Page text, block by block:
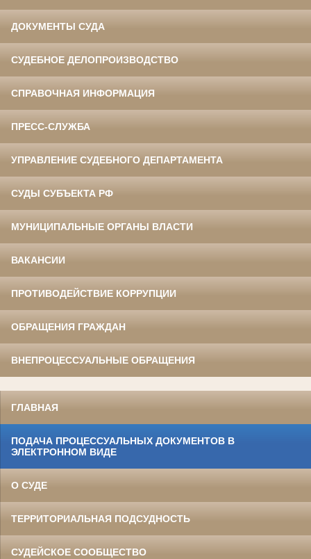
ДОКУМЕНТЫ СУДА
СУДЕБНОЕ ДЕЛОПРОИЗВОДСТВО
СПРАВОЧНАЯ ИНФОРМАЦИЯ
ПРЕСС-СЛУЖБА
УПРАВЛЕНИЕ СУДЕБНОГО ДЕПАРТАМЕНТА
СУДЫ СУБЪЕКТА РФ
МУНИЦИПАЛЬНЫЕ ОРГАНЫ ВЛАСТИ
ВАКАНСИИ
ПРОТИВОДЕЙСТВИЕ КОРРУПЦИИ
ОБРАЩЕНИЯ ГРАЖДАН
ВНЕПРОЦЕССУАЛЬНЫЕ ОБРАЩЕНИЯ
ГЛАВНАЯ
ПОДАЧА ПРОЦЕССУАЛЬНЫХ ДОКУМЕНТОВ В
ЭЛЕКТРОННОМ ВИДЕ
О СУДЕ
ТЕРРИТОРИАЛЬНАЯ ПОДСУДНОСТЬ
СУДЕЙСКОЕ СООБЩЕСТВО